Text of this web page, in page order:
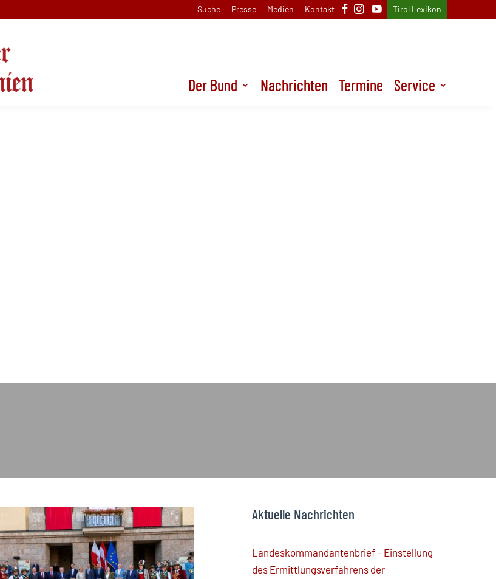
Suche Presse Medien Kontakt Tirol Lexikon
Der Bund Nachrichten Termine Service
Aktuelle Nachrichten
Landeskommandantenbrief – Einstellung
des Ermittlungsverfahrens der